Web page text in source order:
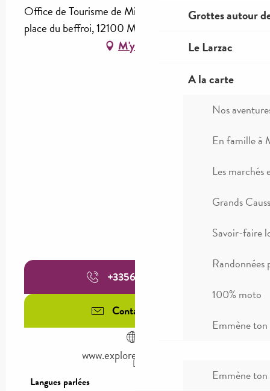
Grottes autour
Le Larzac
A la carte
Nos
En famille à
Les marchés
Grands
Savoir-faire
Randonnées
100% moto
Emmène
Emmène
Office de Tourisme de Millau Grands Causses, 1
place du beffroi, 12100 Millau
M'y rendre
+335656002
Contactez-nous
www.explore-millau.com
Langues parlées
Langues parlées